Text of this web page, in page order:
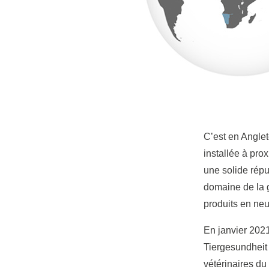
C’est en
installée à
une solide
domaine de la
produits en
En janvier
vétérinaires